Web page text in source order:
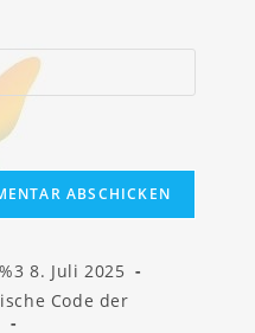
8. Juli 2025
Code der